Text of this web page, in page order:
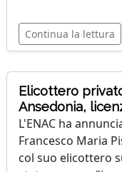
Continua la lettura
Elicottero
Ansedonia,
L'ENAC ha
Francesco Maria
col suo elicottero